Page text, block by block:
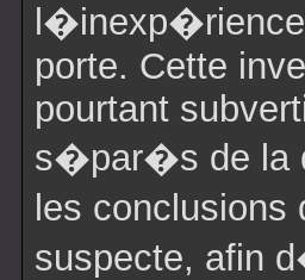
porte. Cette
pourtant
s�par�s de la
les
suspecte, afin